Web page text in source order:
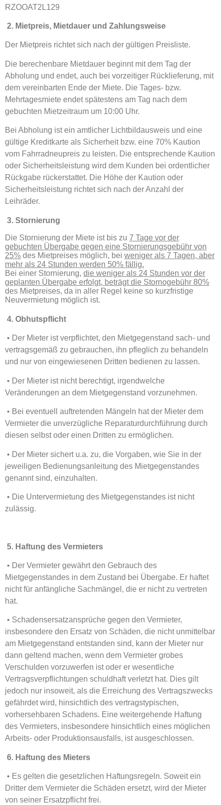
RZOOAT2L129
2. Mietpreis, Mietdauer und Zahlungsweise
Der Mietpreis richtet sich nach der gültigen Preisliste.
Die berechenbare Mietdauer beginnt mit dem Tag der
Abholung und endet, auch bei vorzeitiger Rücklieferung, mit
dem vereinbarten Ende der Miete. Die Tages- bzw.
Mehrtagesmiete endet spätestens am Tag nach dem
gebuchten Mietzeitraum um 10:00 Uhr.
Bei Abholung ist ein amtlicher Lichtbildausweis und eine
gültige Kreditkarte als Sicherheit bzw. eine 70% Kaution
vom Fahrradneupreis zu leisten. Die entsprechende Kaution
oder Sicherheitsleistung wird dem Kunden bei ordentlicher
Rückgabe rückerstattet. Die Höhe der Kaution oder
Sicherheitsleistung richtet sich nach der Anzahl der
Leihräder.
3. Stornierung
Die Stornierung der Miete ist bis zu 7 Tage vor der
gebuchten Übergabe gegen eine Stornierungsgebühr von
25% des Mietpreises möglich, bei weniger als 7 Tagen, aber
mehr als 24 Stunden werden 50% fällig.
Bei einer Stornierung, die weniger als 24 Stunden vor der
geplanten Übergabe erfolgt, beträgt die Stornogebühr 80%
des Mietpreises, da in aller Regel keine so kurzfristige
Neuvermietung möglich ist.
4. Obhutspflicht
• Der Mieter ist verpflichtet, den Mietgegenstand sach- und
vertragsgemäß zu gebrauchen, ihn pfleglich zu behandeln
und nur von eingewiesenen Dritten bedienen zu lassen.
• Der Mieter ist nicht berechtigt, irgendwelche
Veränderungen an dem Mietgegenstand vorzunehmen.
• Bei eventuell auftretenden Mängeln hat der Mieter dem
Vermieter die unverzügliche Reparaturdurchführung durch
diesen selbst oder einen Dritten zu ermöglichen.
• Der Mieter sichert u.a. zu, die Vorgaben, wie Sie in der
jeweiligen Bedienungsanleitung des Mietgegenstandes
genannt sind, einzuhalten.
• Die Untervermietung des Mietgegenstandes ist nicht
zulässig.
5. Haftung des Vermieters
• Der Vermieter gewährt den Gebrauch des
Mietgegenstandes in dem Zustand bei Übergabe. Er haftet
nicht für anfängliche Sachmängel, die er nicht zu vertreten
hat.
• Schadensersatzansprüche gegen den Vermieter,
insbesondere den Ersatz von Schäden, die nicht unmittelbar
am Mietgegenstand entstanden sind, kann der Mieter nur
dann geltend machen, wenn dem Vermieter grobes
Verschulden vorzuwerfen ist oder er wesentliche
Vertragsverpflichtungen schuldhaft verletzt hat. Dies gilt
jedoch nur insoweit, als die Erreichung des Vertragszwecks
gefährdet wird, hinsichtlich des vertragstypischen,
vorhersehbaren Schadens. Eine weitergehende Haftung
des Vermieters, insbesondere hinsichtlich eines möglichen
Arbeits- oder Produktionsausfalls, ist ausgeschlossen.
6. Haftung des Mieters
• Es gelten die gesetzlichen Haftungsregeln. Soweit ein
Dritter dem Vermieter die Schäden ersetzt, wird der Mieter
von seiner Ersatzpflicht frei.